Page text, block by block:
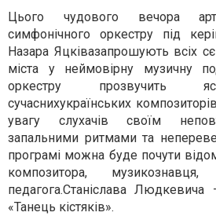
Цього чудового вечора
симфонічного оркестру під
Назара Яцківазапрошують всіх
міста у неймовірну музичну
оркестру прозвучить
сучаснихукраїнських
увагу слухачів своїм
запальними ритмами та
програмі можна буде почути
композитора,
педагога.Станіслава
«Танець кістяків».